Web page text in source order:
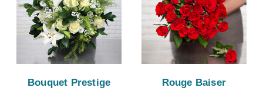
Bouquet Prestige Rouge Baiser